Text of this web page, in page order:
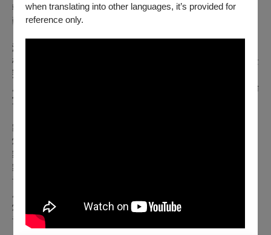
when translating into other languages, it’s provided for
reference only.
執行導演｜李明澤
藝術監督｜柯一正、吳念真
演員｜
柯一正、吳念真、林美秀、羅北安、謝銘祐、林雨宣、楊景
翔、廖邱堃、彭浩秦、古辛、吳驊恩
廖君茲、周聖博、許家瑋、陳家寶、劉紹群、雙伊蓮、林怡
宣、李筠媗、王雅萍（台北場）
舞台設計｜曾蘇銘
燈光設計｜鄭智謙
舞台監督｜鐘崇仁
舞台技術指導｜曾嘉生
音樂設計｜聶琳
燈光技術指導｜吳炳翰
音響技術指導｜陳韋錡、陳旭華（台中場）